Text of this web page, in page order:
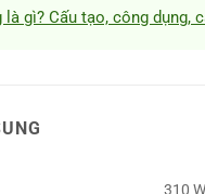
là gì? Cấu tạo, công dụng,
310 W